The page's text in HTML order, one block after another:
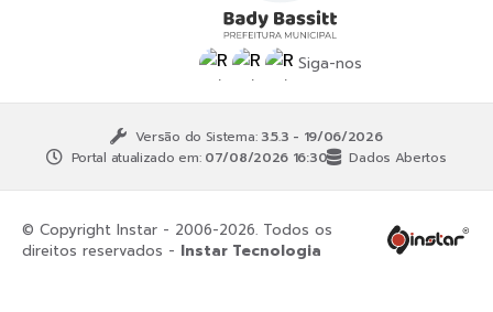
Siga-nos
Versão do Sistema: 3.5.3 - 19/06/2026
Portal atualizado em: 07/08/2026 16:30 Dados Abertos
© Copyright Instar - 2006-2026. Todos os
direitos reservados - Instar Tecnologia